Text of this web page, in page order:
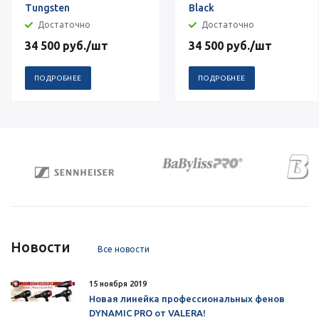
Tungsten
Достаточно
34 500 руб./шт
ПОДРОБНЕЕ
Black
Достаточно
34 500 руб./шт
ПОДРОБНЕЕ
Новости Все новости
15 ноября 2019
Новая линейка профессиональных фенов
DYNAMIC PRO от VALERA!